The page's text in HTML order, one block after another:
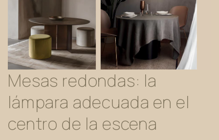
Mesas redondas: la
lámpara adecuada en el
centro de la escena